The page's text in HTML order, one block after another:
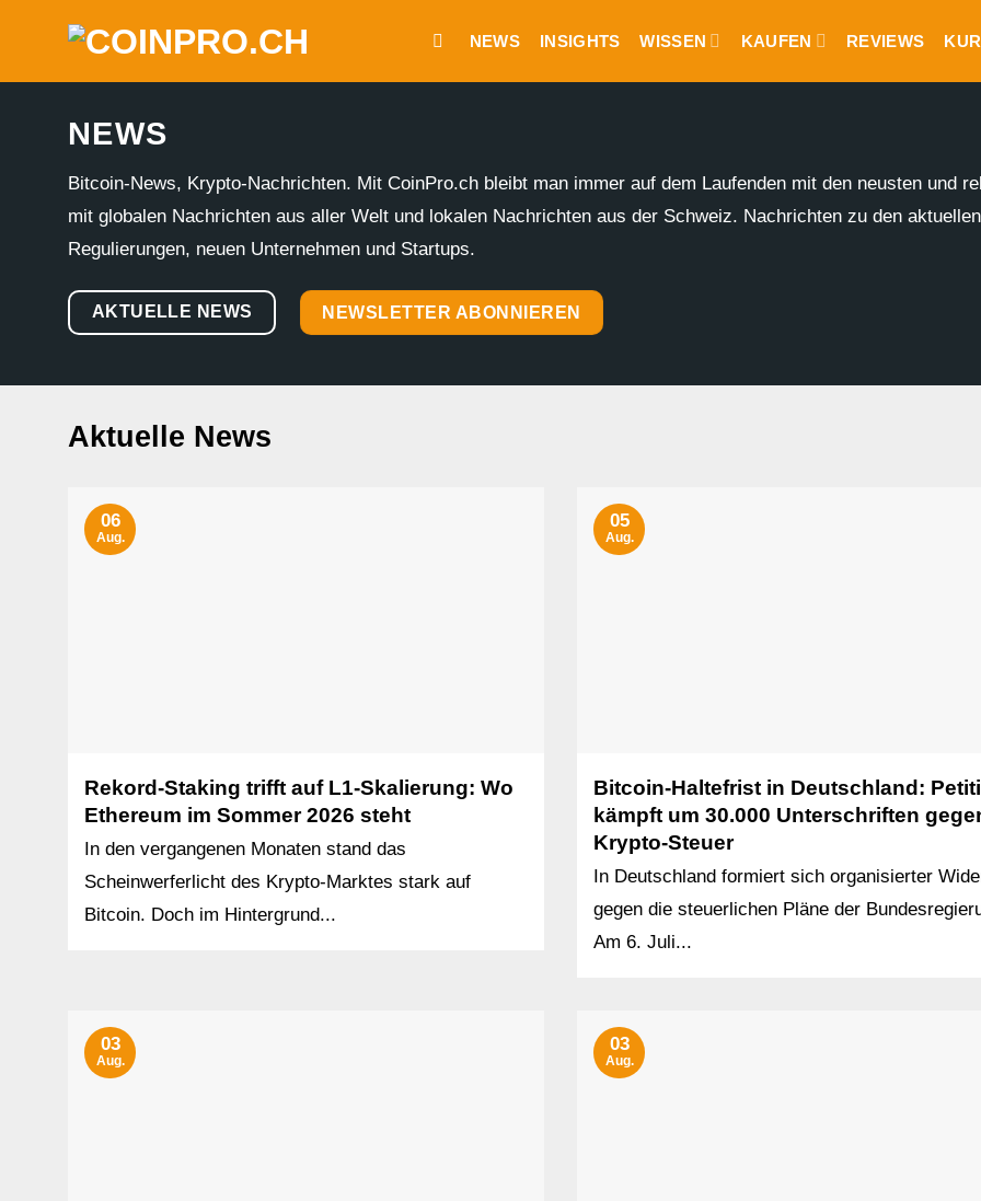
NEWS INSIGHTS WISSEN KAUFEN REVIEWS
NEWS
Bitcoin-News, Krypto-Nachrichten. Mit CoinPro.ch bleibt man immer auf dem Laufenden mit den neusten und
mit globalen Nachrichten aus aller Welt und lokalen Nachrichten aus der Schweiz. Nachrichten zu den
Regulierungen, neuen Unternehmen und Startups.
AKTUELLE NEWS NEWSLETTER ABONNIEREN
Aktuelle News
Rekord-Staking trifft auf L1-Skalierung: Wo
Ethereum im Sommer 2026 steht
In den vergangenen Monaten stand das
Scheinwerferlicht des Krypto-Marktes stark auf
Bitcoin. Doch im Hintergrund...
06
Aug.
Bitcoin-Haltefrist in Deutschland:
kämpft um 30.000 Unterschriften
Krypto-Steuer
In Deutschland formiert sich organisierter
gegen die steuerlichen Pläne der
Am 6. Juli...
05
Aug.
03
Aug.
03
Aug.